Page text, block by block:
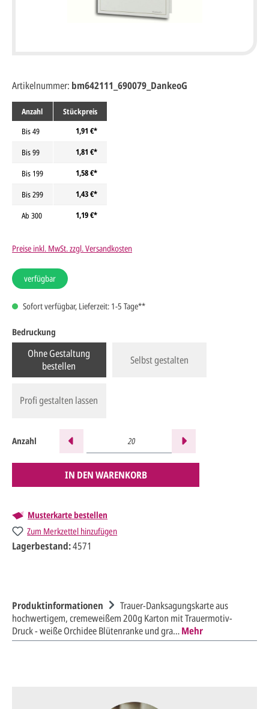
Anzahl
Stückpreis
Bis49
1,91 €*
Bis99
1,81 €*
Bis 199
1,58 €*
Bis299
1,43 €*
Ab 300 1,19 €*
Preise inkl. MwSt. zzgl. Versandkosten
verfügbar
Sofort verfügbar, Lieferzeit: 1-5 Tage**
Bedruckung
Ohne Gestaltung
bestellen
Selbst gestalten
Profi gestalten lassen
Anzahl
IN DEN WARENKORB
Musterkarte bestellen
Zum Merkzettel hinzufügen
Artikelnummer: bm642111_690079_DankeoG
Lagerbestand:4571
Produktinformationen
Trauer-Danksagungskarte aus
hochwertigem, cremeweißem 200g Karton mit Trauermotiv-
Druck - weiße Orchidee Blütenranke und gra…Mehr